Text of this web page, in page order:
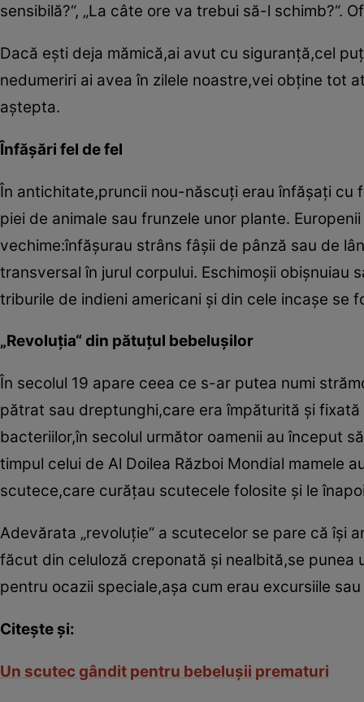
sensibilă?“, „La câte ore va trebui să-l schimb?“.
Dacă eşti deja mămică,ai avut cu siguranţă,cel
nedumeriri ai avea în zilele noastre,vei obţine tot
aştepta.
Înfăşări fel de fel
În antichitate,pruncii nou-născuţi erau înfăşaţi cu
piei de animale sau frunzele unor plante.
vechime:înfăşurau strâns fâşii de pânză sau de
transversal în jurul corpului. Eschimoşii obişnuiau
triburile de indieni americani şi din cele incaşe se
„Revoluţia“ din pătuţul bebeluşilor
În secolul 19 apare ceea ce s-ar putea numi
pătrat sau dreptunghi,care era împăturită şi
bacteriilor,în secolul următor oamenii au început
timpul celui de Al Doilea Război Mondial mamele
scutece,care curăţau scutecele folosite şi le
Adevărata „revoluţie“ a scutecelor se pare că îşi
făcut din celuloză creponată şi nealbită,se
pentru ocazii speciale,aşa cum erau excursiile
Citeşte şi:
Un scutec gândit pentru bebeluşii prematuri